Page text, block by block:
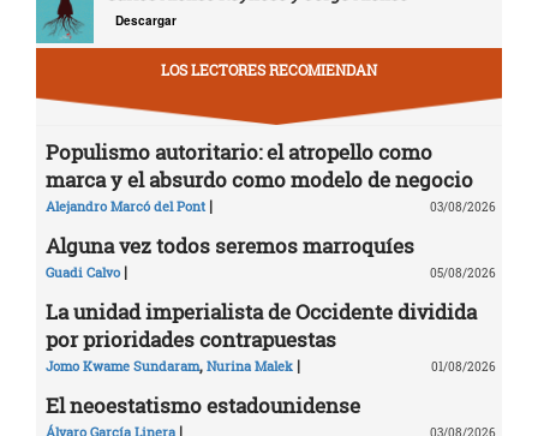
Descargar
LOS LECTORES RECOMIENDAN
Populismo autoritario: el atropello como
marca y el absurdo como modelo de negocio
Alejandro Marcó del Pont | 03/08/2026
Alguna vez todos seremos marroquíes
Guadi Calvo | 05/08/2026
La unidad imperialista de Occidente dividida
por prioridades contrapuestas
Jomo Kwame Sundaram, Nurina Malek | 01/08/2026
El neoestatismo estadounidense
Álvaro García Linera | 03/08/2026